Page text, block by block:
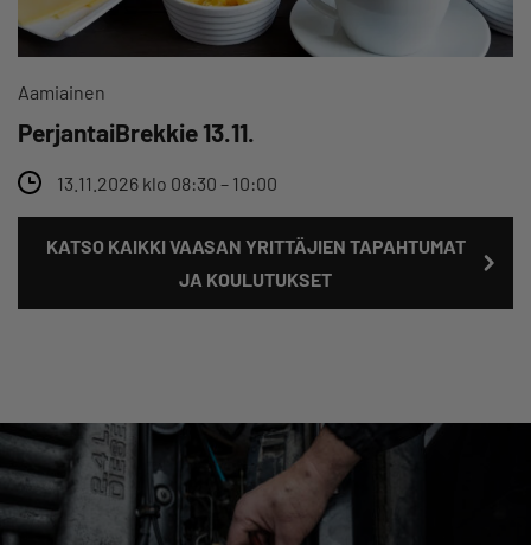
Aamiainen
PerjantaiBrekkie 13.11.
13.11.2026 klo 08:30 – 10:00
KATSO KAIKKI VAASAN YRITTÄJIEN TAPAHTUMAT
JA KOULUTUKSET